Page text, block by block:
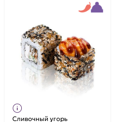
Сливочный угорь